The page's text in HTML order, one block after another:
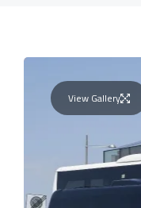
View Gallery